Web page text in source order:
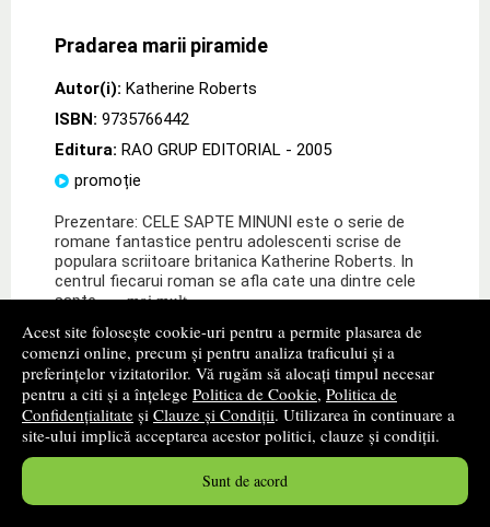
Acest site folosește cookie-uri pentru a permite plasarea de
comenzi online, precum și pentru analiza traficului și a
preferințelor vizitatorilor. Vă rugăm să alocați timpul necesar
pentru a citi și a înțelege Politica de Cookie, Politica de
Confidențialitate și Clauze și Condiții. Utilizarea în continuare a
site-ului implică acceptarea acestor politici, clauze și condiții.
Sunt de acord
Pradarea marii piramide
Autor(i): Katherine Roberts
ISBN: 9735766442
Editura: RAO GRUP EDITORIAL - 2005
promoție
Prezentare: CELE SAPTE MINUNI este o serie de
romane fantastice pentru adolescenti scrise de
populara scriitoare britanica Katherine Roberts. In
centrul fiecarui roman se afla cate una dintre cele
sapte» ...mai mult
18,55lei
PRP:28,10 lei
Disponibilitate: stoc indisponibil
alertă stoc